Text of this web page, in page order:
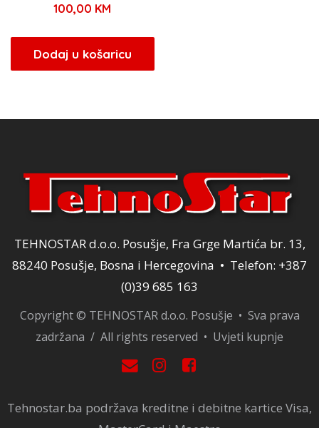
100,00 KM
Dodaj u košaricu
TEHNOSTAR d.o.o. Posušje, Fra Grge Martića br. 13,
88240 Posušje, Bosna i Hercegovina • Telefon: +387
(0)39 685 163
Copyright © TEHNOSTAR d.o.o. Posušje • Sva prava
zadržana / All rights reserved • Uvjeti kupnje
Tehnostar.ba podržava kreditne i debitne kartice Visa,